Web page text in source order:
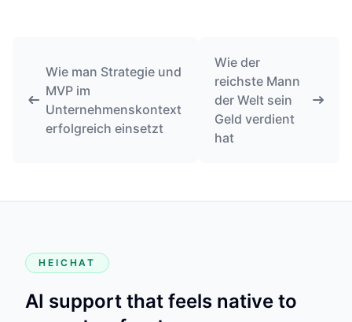
Wie man Strategie und
MVP im
Unternehmenskontext
erfolgreich einsetzt
Wie der
reichste Mann
der Welt sein
Geld verdient
hat
HEICHAT
AI support that feels native to